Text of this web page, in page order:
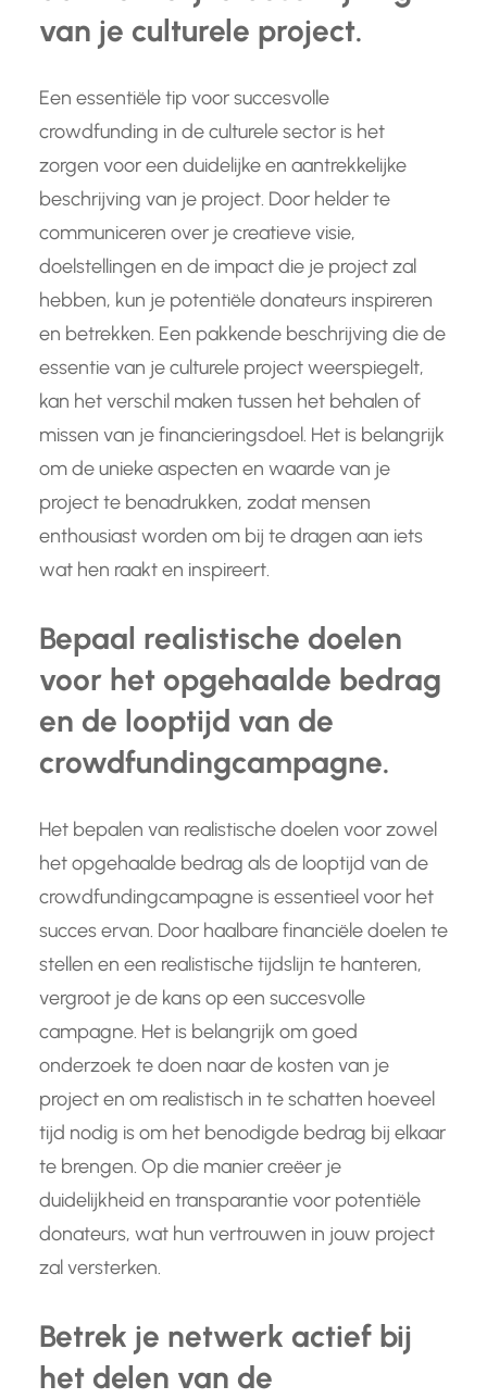
van je culturele project.
Een essentiële tip voor succesvolle
crowdfunding in de culturele sector is het
zorgen voor een duidelijke en aantrekkelijke
beschrijving van je project. Door helder te
communiceren over je creatieve visie,
doelstellingen en de impact die je project zal
hebben, kun je potentiële donateurs inspireren
en betrekken. Een pakkende beschrijving die de
essentie van je culturele project weerspiegelt,
kan het verschil maken tussen het behalen of
missen van je financieringsdoel. Het is belangrijk
om de unieke aspecten en waarde van je
project te benadrukken, zodat mensen
enthousiast worden om bij te dragen aan iets
wat hen raakt en inspireert.
Bepaal realistische doelen
voor het opgehaalde bedrag
en de looptijd van de
crowdfundingcampagne.
Het bepalen van realistische doelen voor zowel
het opgehaalde bedrag als de looptijd van de
crowdfundingcampagne is essentieel voor het
succes ervan. Door haalbare financiële doelen te
stellen en een realistische tijdslijn te hanteren,
vergroot je de kans op een succesvolle
campagne. Het is belangrijk om goed
onderzoek te doen naar de kosten van je
project en om realistisch in te schatten hoeveel
tijd nodig is om het benodigde bedrag bij elkaar
te brengen. Op die manier creëer je
duidelijkheid en transparantie voor potentiële
donateurs, wat hun vertrouwen in jouw project
zal versterken.
Betrek je netwerk actief bij
het delen van de